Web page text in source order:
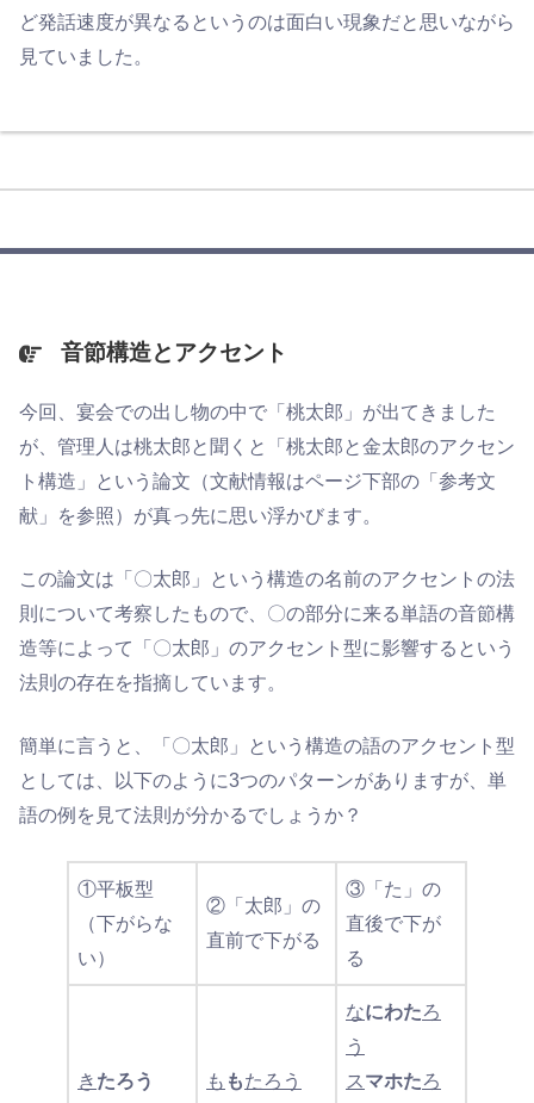
ど発話速度が異なるというのは面白い現象だと思いながら
見ていました。
音節構造とアクセント
今回、宴会での出し物の中で「桃太郎」が出てきました
が、管理人は桃太郎と聞くと「桃太郎と金太郎のアクセン
ト構造」という論文（文献情報はページ下部の「参考文
献」を参照）が真っ先に思い浮かびます。
この論文は「〇太郎」という構造の名前のアクセントの法
則について考察したもので、〇の部分に来る単語の音節構
造等によって「〇太郎」のアクセント型に影響するという
法則の存在を指摘しています。
簡単に言うと、「〇太郎」という構造の語のアクセント型
としては、以下のように3つのパターンがありますが、単
語の例を見て法則が分かるでしょうか？
①平板型
（下がらな
い）
②「太郎」の
直前で下がる
③「た」の
直後で下が
る
き たろう も もたろう
なにわたろ
う
ス マホたろ